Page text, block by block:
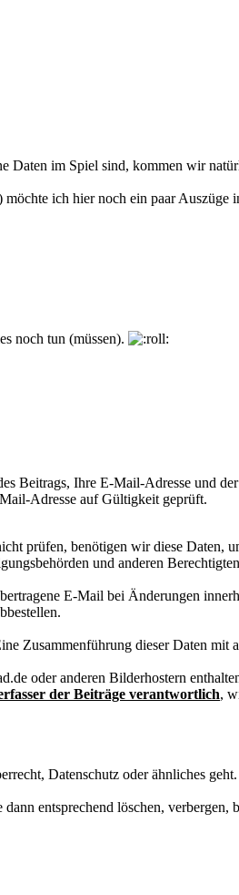
Daten im Spiel sind, kommen wir
möchte ich hier noch ein paar Auszüge
noch tun (müssen).
Beitrags, Ihre E-Mail-Adresse und
Adresse auf Gültigkeit geprüft.
prüfen, benötigen wir diese Daten,
und anderen
E-Mail bei Änderungen
Zusammenführung dieser Daten mit
oder anderen Bilderhostern
der Beiträge verantwortlich,
Datenschutz oder ähnliches
entsprechend löschen, verbergen,